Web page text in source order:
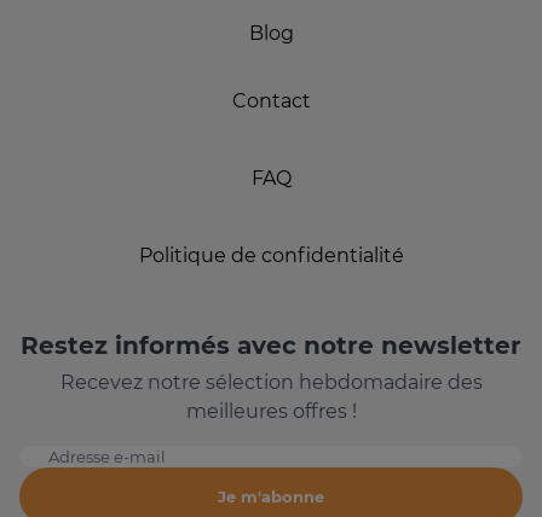
Blog
Contact
FAQ
Politique de confidentialité
Restez informés avec notre newsletter
Recevez notre sélection hebdomadaire des
meilleures offres !
Adresse e-mail
Je m'abonne